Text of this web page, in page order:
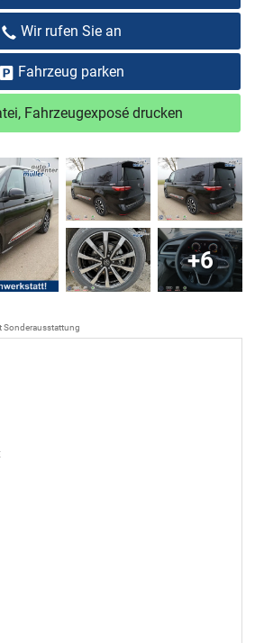
Wir rufen Sie an
Fahrzeug parken
Fahrzeugexposé drucken
+6
Sonderausstattung